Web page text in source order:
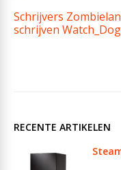
Schrijvers
schrijven
RECENTE ARTIKELEN